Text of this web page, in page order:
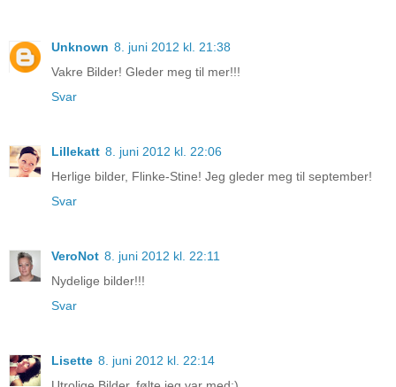
Unknown 8. juni 2012 kl. 21:38
Vakre Bilder! Gleder meg til mer!!!
Svar
Lillekatt 8. juni 2012 kl. 22:06
Herlige bilder, Flinke-Stine! Jeg gleder meg til september!
Svar
VeroNot 8. juni 2012 kl. 22:11
Nydelige bilder!!!
Svar
Lisette 8. juni 2012 kl. 22:14